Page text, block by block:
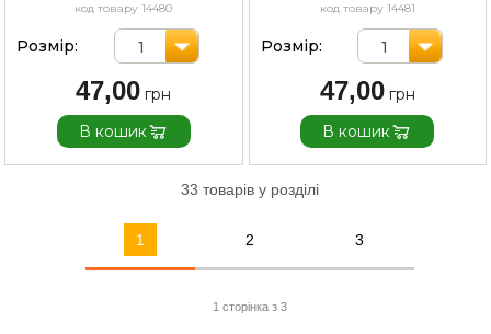
код товару 14480
Розмір: 1
47,00
В кошик
код товару 14481
Розмір: 1
47,00
В кошик
33 товарів у розділі
1 2 3
1 сторінка з 3